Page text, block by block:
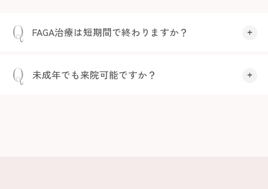
Q FAGA治療は短期間で終わりますか？
A
FAGAは時間をかけて治していくものです。
Q 未成年でも来院可能ですか？